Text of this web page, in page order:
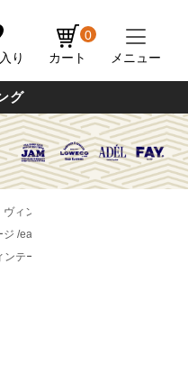
り カート
0
メニュー
グ
ィンテージ /eaa638994 【中古】
/eaa638994 【中古】
テージ /eaa638994 【中古】